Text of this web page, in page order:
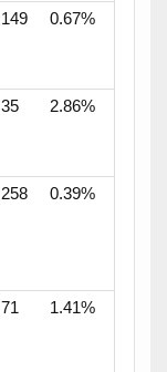
149 0.67%
35 2.86%
258 0.39%
71 1.41%